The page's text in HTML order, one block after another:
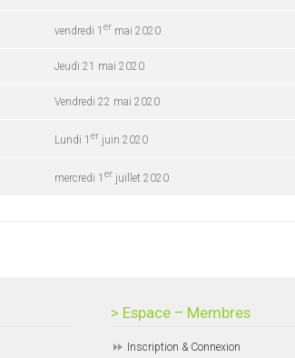
vendredi 1 er mai 2020
Jeudi 21 mai 2020
Vendredi 22 mai 2020
Lundi 1 er juin 2020
mercredi 1 er juillet 2020
> Espace – Membres
Inscription & Connexion